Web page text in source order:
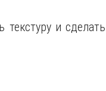
и сделать